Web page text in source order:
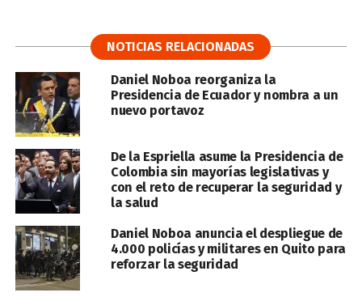
NOTICIAS RELACIONADAS
Daniel Noboa reorganiza la
Presidencia de Ecuador y nombra a un
nuevo portavoz
De la Espriella asume la Presidencia de
Colombia sin mayorías legislativas y
con el reto de recuperar la seguridad y
la salud
Daniel Noboa anuncia el despliegue de
4.000 policías y militares en Quito para
reforzar la seguridad